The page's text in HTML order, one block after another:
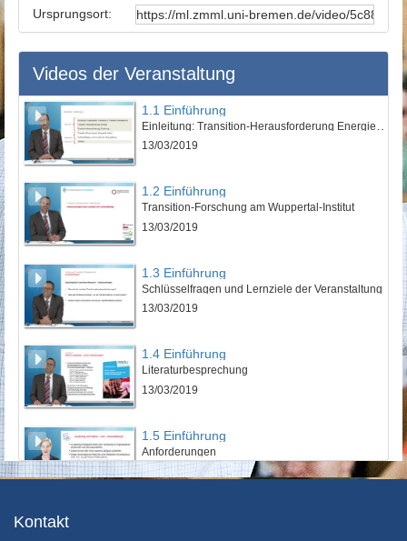
Ursprungsort:
Videos der Veranstaltung
1.1 Einführung
13/03/2019
1.2 Einführung
Transition-Forschung am Wuppertal-Institut
13/03/2019
1.3 Einführung
Schlüsselfragen und Lernziele der Veranstaltung
13/03/2019
1.4 Einführung
Literaturbesprechung
13/03/2019
1.5 Einführung
Anforderungen
13/03/2019
Kontakt